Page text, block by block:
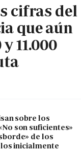
cifras del
que aún
11.000
sobre los
son suficientes»
de los
inicialmente